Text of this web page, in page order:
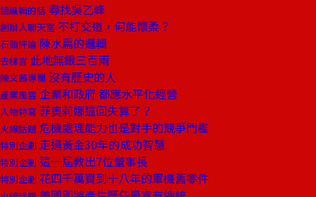
總編輯的話 尋找吳乙峰
創辦人聊天室 不打交道，何能懷柔？
石頭評論 陳水扁的邏輯
去梯言 此地無銀三百兩
陳文茜專欄 沒有歷史的人
產業風雲 企業和政府 都應水平化經營
人物特寫 菲奧莉娜這回失算了？
火線話題 危機處理能力也是對手的競爭門檻
特別企劃 走過黃金30年的成功智慧
特別企劃 這一屆教出7位董事長
特別企劃 花四千萬買到十八年的軍機舊零件